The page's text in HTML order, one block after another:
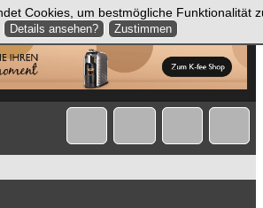
Cookies, um bestmögliche Funktionalität
Details ansehen? Zustimmen